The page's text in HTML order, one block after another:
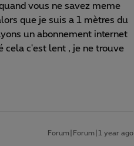
vous ne savez meme
que je suis a 1 mètres du
un abonnement internet
cela c'est lent , je ne trouve
Forum|Forum|1 year ago